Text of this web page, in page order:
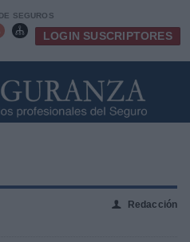
SEGUROS
 LOGIN SUSCRIPTORES
👤 Redacción